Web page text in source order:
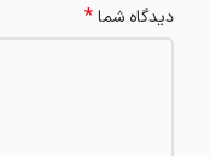
دیدگاه شما*